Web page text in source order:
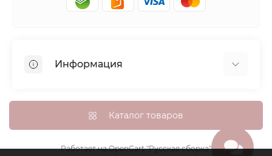
Информация
Доставка, оплата и бонусные баллы
Гарантия возврата
Политика конфиденциальности
Каталог товаров
Работает наOpenCart "Русская сборка"